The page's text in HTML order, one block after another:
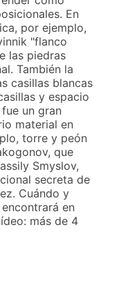
En
por ejemplo,
"flanco
las piedras
También la
casillas blancas
y espacio
un gran
material en
torre y peón
que
Smyslov,
secreta de
Cuándo y
en
más de 4